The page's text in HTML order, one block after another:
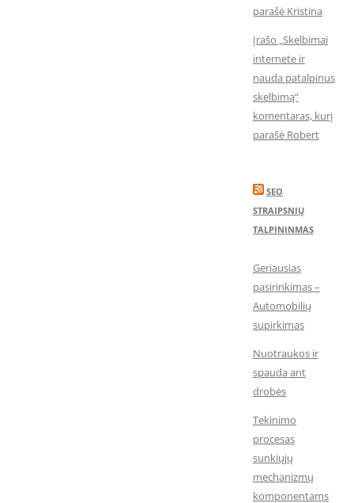
parašė Kristina
Įrašo „Skelbimai
internete ir
nauda patalpinus
skelbimą“
komentaras, kurį
parašė Robert
SEO
STRAIPSNIŲ
TALPININMAS
Geriausias
pasirinkimas –
Automobilių
supirkimas
Nuotraukos ir
spauda ant
drobės
Tekinimo
procesas
sunkiųjų
mechanizmų
komponentams